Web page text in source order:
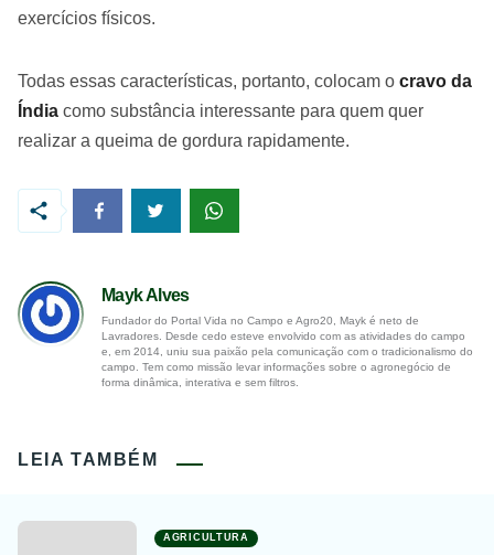
exercícios físicos.
Todas essas características, portanto, colocam o cravo da
Índia como substância interessante para quem quer
realizar a queima de gordura rapidamente.
Mayk Alves
Fundador do Portal Vida no Campo e Agro20, Mayk é neto de
Lavradores. Desde cedo esteve envolvido com as atividades do campo
e, em 2014, uniu sua paixão pela comunicação com o tradicionalismo do
campo. Tem como missão levar informações sobre o agronegócio de
forma dinâmica, interativa e sem filtros.
LEIA TAMBÉM
AGRICULTURA